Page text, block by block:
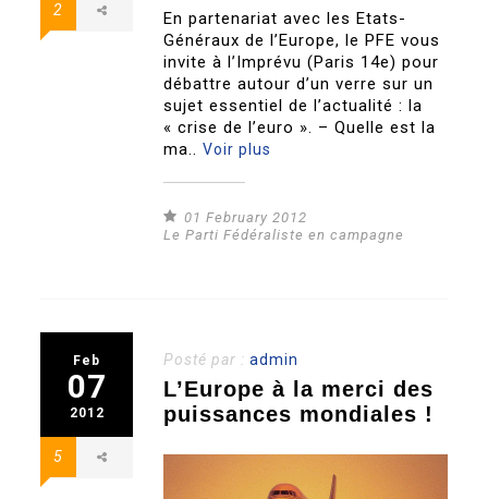
2
En partenariat avec les Etats-
Généraux de l’Europe, le PFE vous
invite à l’Imprévu (Paris 14e) pour
débattre autour d’un verre sur un
sujet essentiel de l’actualité : la
« crise de l’euro ». – Quelle est la
ma..Voir plus
01 February 2012
Le Parti Fédéraliste en campagne
Feb
07
2012
5
Posté par :admin
L’Europe à la merci des
puissances mondiales !